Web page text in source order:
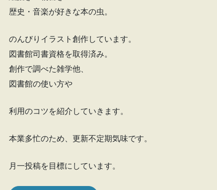
歴史・音楽が好きな本の虫。
のんびりイラスト創作しています。
図書館司書資格を取得済み。
創作で調べた雑学他、
図書館の使い方や
利用のコツを紹介していきます。
本業多忙のため、更新不定期気味です。
月一投稿を目標にしています。